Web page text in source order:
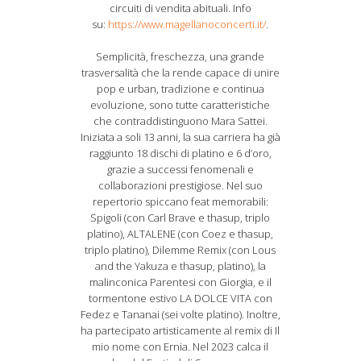
circuiti di vendita abituali. Info
su: https://www.magellanoconcerti.it/.
Semplicità, freschezza, una grande
trasversalità che la rende capace di unire
pop e urban, tradizione e continua
evoluzione, sono tutte caratteristiche
che contraddistinguono Mara Sattei.
Iniziata a soli 13 anni, la sua carriera ha già
raggiunto 18 dischi di platino e 6 d’oro,
grazie a successi fenomenali e
collaborazioni prestigiose. Nel suo
repertorio spiccano feat memorabili:
Spigoli (con Carl Brave e thasup, triplo
platino), ALTALENE (con Coez e thasup,
triplo platino), Dilemme Remix (con Lous
and the Yakuza e thasup, platino), la
malinconica Parentesi con Giorgia, e il
tormentone estivo LA DOLCE VITA con
Fedez e Tananai (sei volte platino). Inoltre,
ha partecipato artisticamente al remix di Il
mio nome con Ernia. Nel 2023 calca il